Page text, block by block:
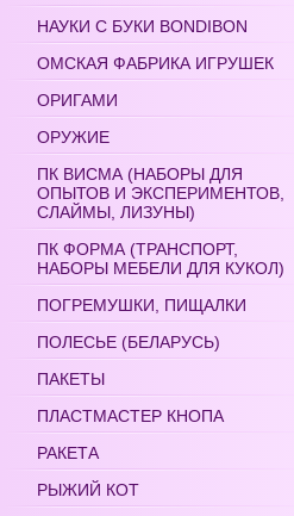
НАУКИ С БУКИ BONDIBON
ОМСКАЯ ФАБРИКА ИГРУШЕК
ОРИГАМИ
ОРУЖИЕ
ПК ВИСМА (НАБОРЫ ДЛЯ
ОПЫТОВ И ЭКСПЕРИМЕНТОВ,
СЛАЙМЫ, ЛИЗУНЫ)
ПК ФОРМА (ТРАНСПОРТ,
НАБОРЫ МЕБЕЛИ ДЛЯ КУКОЛ)
ПОГРЕМУШКИ, ПИЩАЛКИ
ПОЛЕСЬЕ (БЕЛАРУСЬ)
ПАКЕТЫ
ПЛАСТМАСТЕР КНОПА
РАКЕТА
РЫЖИЙ КОТ